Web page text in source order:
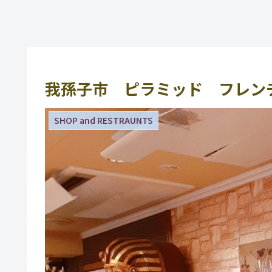
我孫子市 ピラミッド フレン
SHOP and RESTRAUNTS